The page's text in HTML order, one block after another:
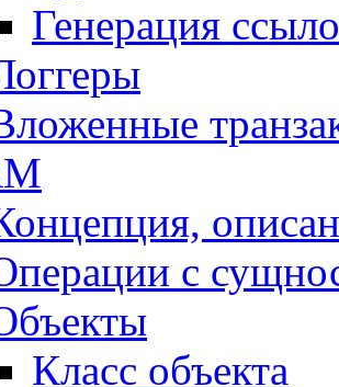
Генерация
с
Класс объекта